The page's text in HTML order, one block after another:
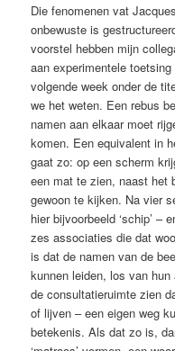
Die fenomenen vat
onbewuste is
voorstel hebben mijn
aan ­experimentele
volgende week ­onder de
we het weten. Een rebus
namen aan elkaar moet
komen. Een equi­valent in
gaat zo: op een scherm
een mat te zien, naast het
gewoon te kijken. Na vier
hier bijvoorbeeld ‘schip’ –
zes associaties die dat
is dat de namen van de
kunnen leiden, los van
de consultatieruimte zien
of lijven – een eigen weg
betekenis. Als dat zo is,